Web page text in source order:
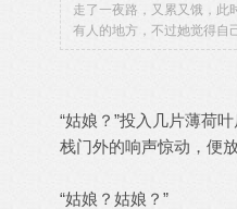
走了一夜路，又累又饿，此
有人的地方，不过她觉得自
“姑娘？”投入几片薄荷
栈门外的响声惊动，便
“姑娘？姑娘？”